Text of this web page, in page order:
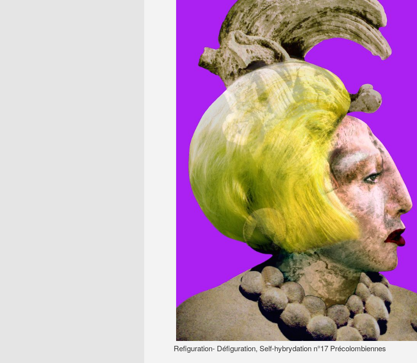
Refiguration- Défiguration, Self-hybrydation n°17 Précolombiennes